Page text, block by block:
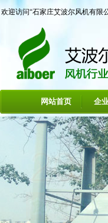
欢迎访问“石家庄艾波尔风机有限
网站首页 企